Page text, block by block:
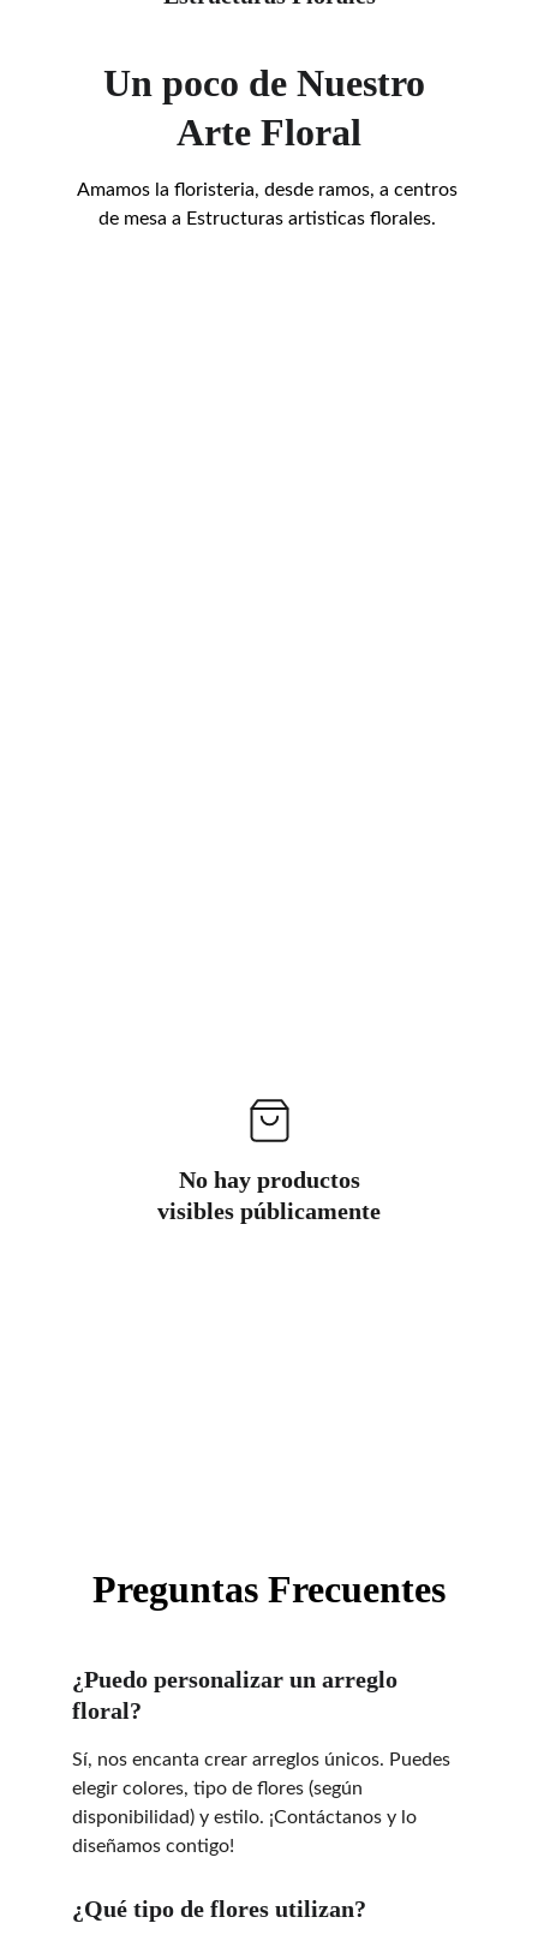
Un poco de Nuestro
Arte Floral
Amamos la floristeria, desde ramos, a centros
de mesa a Estructuras artisticas florales.
No hay productos
visibles públicamente
Preguntas Frecuentes
¿Puedo personalizar un arreglo
floral?
Sí, nos encanta crear arreglos únicos. Puedes
elegir colores, tipo de flores (según
disponibilidad) y estilo. ¡Contáctanos y lo
diseñamos contigo!
¿Qué tipo de flores utilizan?